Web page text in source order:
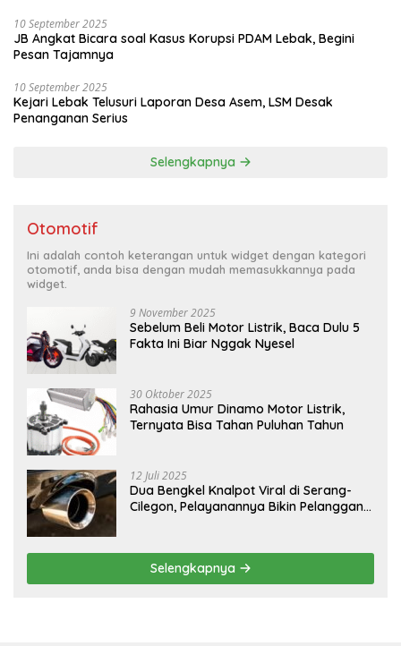
10 September 2025
JB Angkat Bicara soal Kasus Korupsi PDAM Lebak, Begini
Pesan Tajamnya
10 September 2025
Kejari Lebak Telusuri Laporan Desa Asem, LSM Desak
Penanganan Serius
Selengkapnya
Otomotif
Ini adalah contoh keterangan untuk widget dengan kategori
otomotif, anda bisa dengan mudah memasukkannya pada
widget.
9 November 2025
Sebelum Beli Motor Listrik, Baca Dulu 5
Fakta Ini Biar Nggak Nyesel
30 Oktober 2025
Rahasia Umur Dinamo Motor Listrik,
Ternyata Bisa Tahan Puluhan Tahun
12 Juli 2025
Dua Bengkel Knalpot Viral di Serang-
Cilegon, Pelayanannya Bikin Pelanggan
Selengkapnya